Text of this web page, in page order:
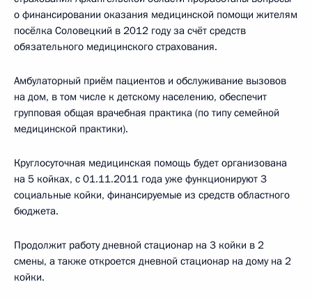
о финансировании оказания медицинской помощи жителям
посёлка Соловецкий в 2012 году за счёт средств
обязательного медицинского страхования.
Амбулаторный приём пациентов и обслуживание вызовов
на дом, в том числе к детскому населению, обеспечит
групповая общая врачебная практика (по типу семейной
медицинской практики).
Круглосуточная медицинская помощь будет организована
на 5 койках, с 01.11.2011 года уже функционируют 3
социальные койки, финансируемые из средств областного
бюджета.
Продолжит работу дневной стационар на 3 койки в 2
смены, а также откроется дневной стационар на дому на 2
койки.